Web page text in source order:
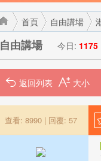
首頁
›
自由講場
自由講場 今日: 1175
返回列表
查看: 8990| 回覆: 57